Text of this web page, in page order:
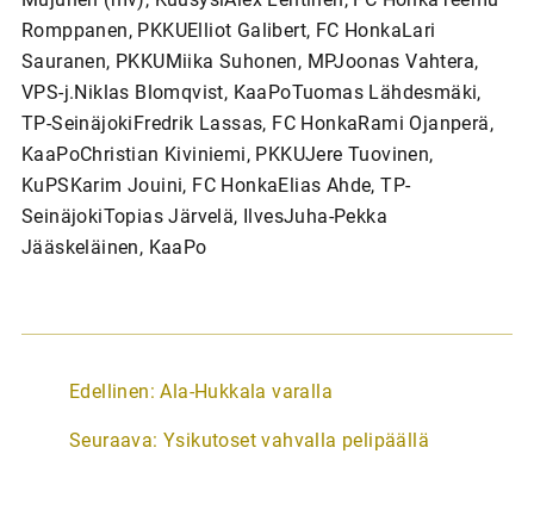
Romppanen, PKKUElliot Galibert, FC HonkaLari
Sauranen, PKKUMiika Suhonen, MPJoonas Vahtera,
VPS-j.Niklas Blomqvist, KaaPoTuomas Lähdesmäki,
TP-SeinäjokiFredrik Lassas, FC HonkaRami Ojanperä,
KaaPoChristian Kiviniemi, PKKUJere Tuovinen,
KuPSKarim Jouini, FC HonkaElias Ahde, TP-
SeinäjokiTopias Järvelä, IlvesJuha-Pekka
Jääskeläinen, KaaPo
A
t
Edellinen: Ala-Hukkala varalla
Seuraava: Ysikutoset vahvalla pelipäällä